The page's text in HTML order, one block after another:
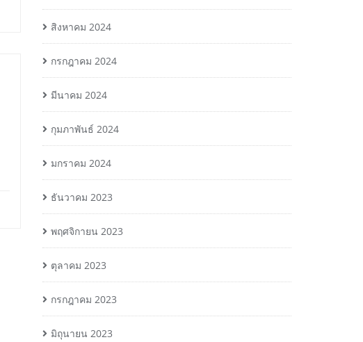
สิงหาคม 2024
กรกฎาคม 2024
มีนาคม 2024
กุมภาพันธ์ 2024
มกราคม 2024
ธันวาคม 2023
พฤศจิกายน 2023
ตุลาคม 2023
กรกฎาคม 2023
มิถุนายน 2023